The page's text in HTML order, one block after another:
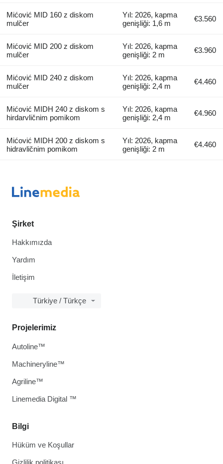
Mićović MID 160 z diskom
mulčer
Yıl: 2026, kapma
genişliği: 1,6 m
€3.560
Mićović MID 200 z diskom
mulčer
Yıl: 2026, kapma
genişliği: 2 m
€3.960
Mićović MID 240 z diskom
mulčer
Yıl: 2026, kapma
genişliği: 2,4 m
€4.460
Mićović MIDH 240 z diskom s
hirdarvličnim pomikom
Yıl: 2026, kapma
genişliği: 2,4 m
€4.960
Mićović MIDH 200 z diskom s
hidravličnim pomikom
Yıl: 2026, kapma
genişliği: 2 m
€4.460
Şirket
Hakkımızda
Yardım
İletişim
Türkiye / Türkçe
Bilgi
Hüküm ve Koşullar
Gizlilik politikası
Projelerimiz
Autoline™
Machineryline™
Agriline™
Linemedia Digital ™